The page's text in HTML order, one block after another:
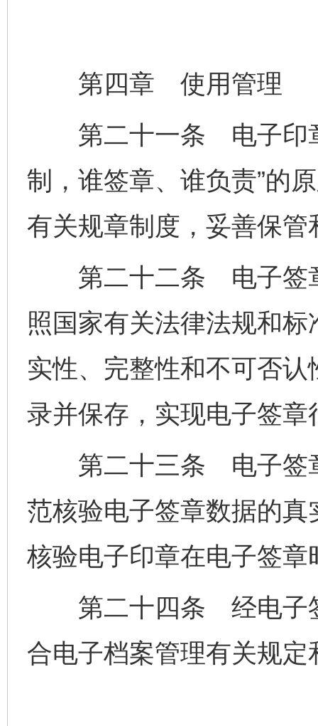
第四章 使用管理
第二十一条 电子印章
制，谁签章、谁负责”的
有关规章制度，妥善保
第二十二条 电子签章
照国家有关法律法规和
实性、完整性和不可否
录并保存，实现电子签
第二十三条 电子签章
范核验电子签章数据的
核验电子印章在电子签章
第二十四条 经电子签
合电子档案管理有关规定